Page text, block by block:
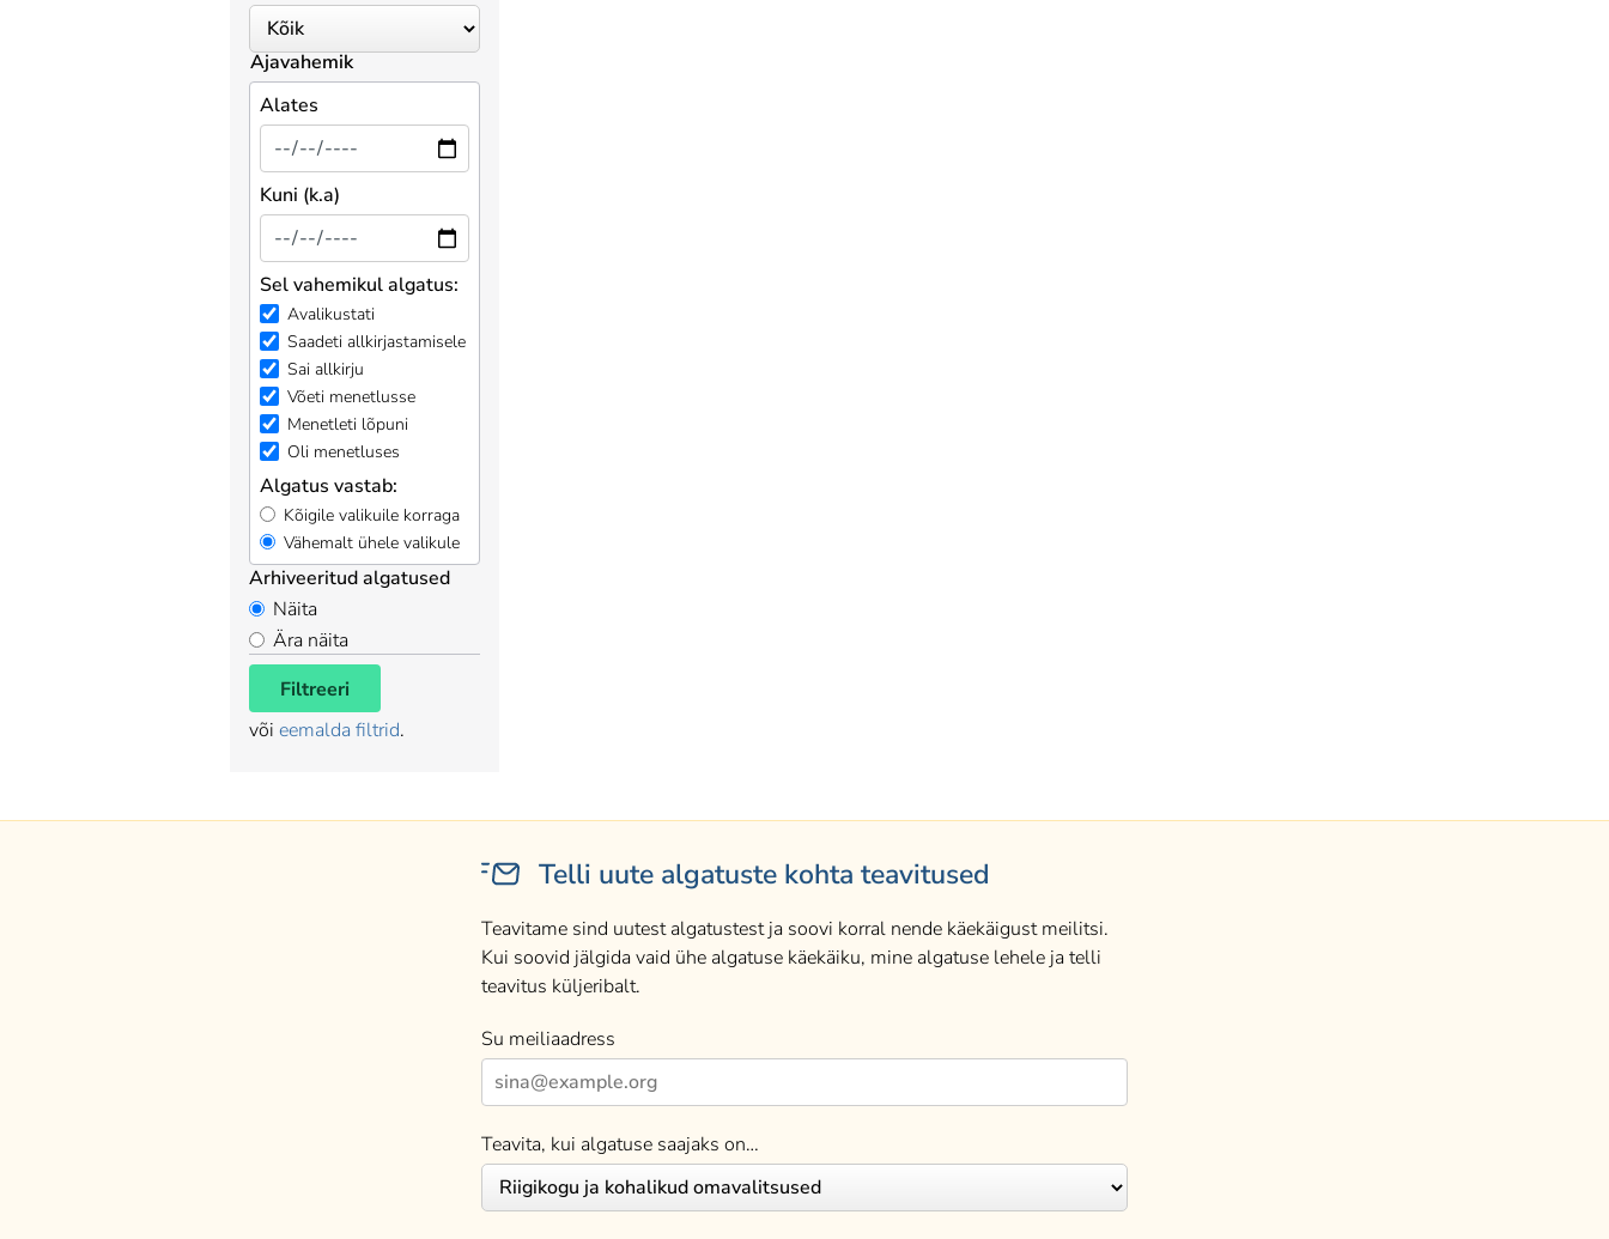
Ajavahemik
Alates
Kuni (k.a)
Sel vahemikul algatus:
Avalikustati
Saadeti allkirjastamisele
Sai allkirju
Võeti menetlusse
Menetleti lõpuni
Oli menetluses
Algatus vastab:
Kõigile valikuile korraga
Vähemalt ühele valikule
Arhiveeritud algatused
Näita
Ära näita
Filtreeri
või eemalda filtrid.
Telli uute algatuste kohta teavitused
Teavitame sind uutest algatustest ja soovi korral nende käekäigust meilitsi.
Kui soovid jälgida vaid ühe algatuse käekäiku, mine algatuse lehele ja telli
teavitus küljeribalt.
Su meiliaadress
Teavita, kui algatuse saajaks on…